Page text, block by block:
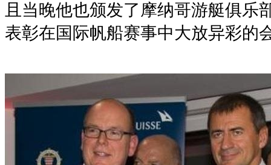
且当晚他也颁发了摩纳哥游艇俱乐
表彰在国际帆船赛事中大放异彩的